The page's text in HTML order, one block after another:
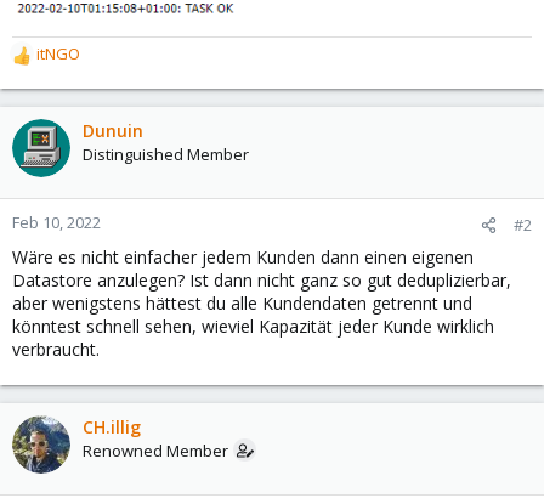
R
e
a
c
t
o
n
:
itNGO
Dunuin
Distinguished Member
Feb 10, 2022 #2
Wäre es nicht einfacher jedem Kunden dann einen eigenen
Datastore anzulegen? Ist dann nicht ganz so gut deduplizierbar,
aber wenigstens hättest du alle Kundendaten getrennt und
könntest schnell sehen, wieviel Kapazität jeder Kunde wirklich
verbraucht.
CH.illig
Renowned Member